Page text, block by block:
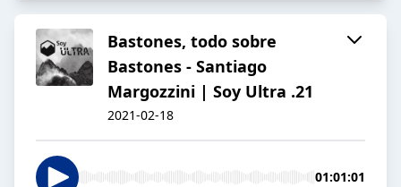
Bastones, todo sobre
Bastones - Santiago
Margozzini | Soy Ultra .21
2021-02-18
01:01:01